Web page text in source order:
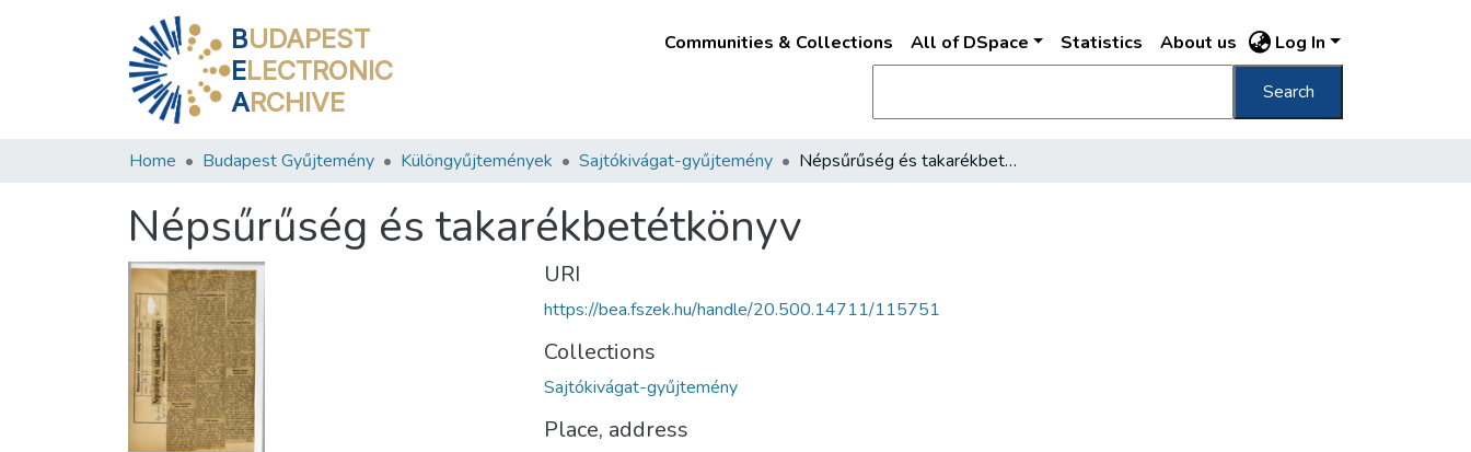
BUDAPEST
ELECTRONIC
ARCHIVE
Communities & Collections All of DSpace Statistics About us Log In
Search
Home Budapest Gyűjtemény Különgyűjtemények Sajtókivágat-gyűjtemény Népsűrűség és takarékbetétkönyv
Népsűrűség és takarékbetétkönyv
URI
https://bea.fszek.hu/handle/20.500.14711/115751
Collections
Sajtókivágat-gyűjtemény
Place, address